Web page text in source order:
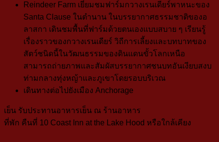
Reindeer Farm เยี่ยมชมฟาร์มกวางเรนเดียร์พาหนะของ
Santa Clause ในตำนาน ในบรรยากาศธรรมชาติของอ
ลาสกา เดินชมพื้นที่ฟาร์มด้วยตนเองแบบสบาย ๆ เรียนรู้
เรื่องราวของกวางเรนเดียร์ วิถีการเลี้ยงและบทบาทของ
สัตว์ชนิดนี้ในวัฒนธรรมของดินแดนขั้วโลกเหนือ
สามารถถ่ายภาพและสัมผัสบรรยากาศชนบทอันเงียบสงบ
ท่ามกลางทุ่งหญ้าและภูเขาโดยรอบบริเวณ
เดินทางต่อไปยังเมือง Anchorage
เย็น รับประทานอาหารเย็น ณ ร้านอาหาร
ที่พัก คืนที่ 10 Coast Inn at the Lake Hood หรือใกล้เคียง